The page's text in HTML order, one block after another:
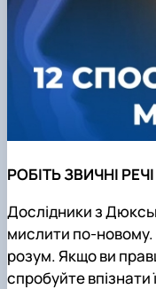
РОБІТЬ ЗВИЧНІ
Дослідники з
мислити по-новому.
розум. Якщо ви
спробуйте впізнати